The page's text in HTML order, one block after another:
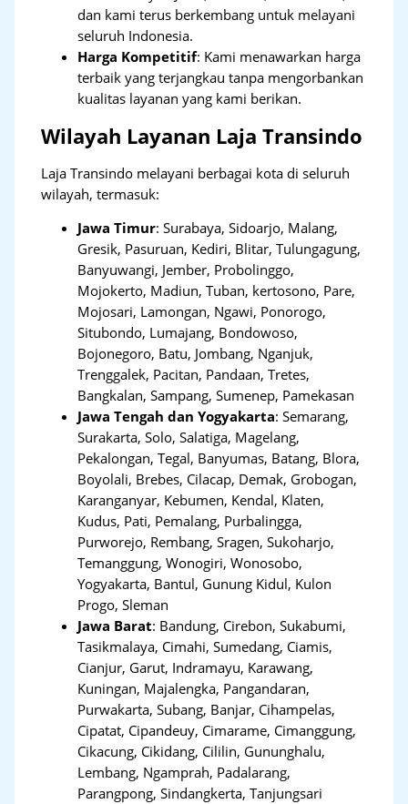
dan kami terus berkembang untuk melayani
seluruh Indonesia.
Harga Kompetitif: Kami menawarkan harga
terbaik yang terjangkau tanpa mengorbankan
kualitas layanan yang kami berikan.
Wilayah Layanan Laja Transindo
Laja Transindo melayani berbagai kota di seluruh
wilayah, termasuk:
Jawa Timur:Surabaya, Sidoarjo, Malang,
Gresik, Pasuruan, Kediri, Blitar, Tulungagung,
Banyuwangi, Jember, Probolinggo,
Mojokerto, Madiun, Tuban, kertosono, Pare,
Mojosari, Lamongan, Ngawi, Ponorogo,
Situbondo, Lumajang, Bondowoso,
Bojonegoro, Batu, Jombang, Nganjuk,
Trenggalek, Pacitan, Pandaan, Tretes,
Bangkalan, Sampang, Sumenep, Pamekasan
Jawa Tengah dan Yogyakarta:Semarang,
Surakarta, Solo, Salatiga, Magelang,
Pekalongan, Tegal, Banyumas, Batang, Blora,
Boyolali, Brebes, Cilacap, Demak, Grobogan,
Karanganyar, Kebumen, Kendal, Klaten,
Kudus, Pati, Pemalang, Purbalingga,
Purworejo, Rembang, Sragen, Sukoharjo,
Temanggung, Wonogiri, Wonosobo,
Yogyakarta, Bantul, Gunung Kidul, Kulon
Progo, Sleman
Jawa Barat: Bandung, Cirebon, Sukabumi,
Tasikmalaya, Cimahi, Sumedang, Ciamis,
Cianjur, Garut, Indramayu, Karawang,
Kuningan, Majalengka, Pangandaran,
Purwakarta, Subang, Banjar, Cihampelas,
Cipatat, Cipandeuy, Cimarame, Cimanggung,
Cikacung, Cikidang, Cililin, Gununghalu,
Lembang, Ngamprah, Padalarang,
Parangpong, Sindangkerta, Tanjungsari